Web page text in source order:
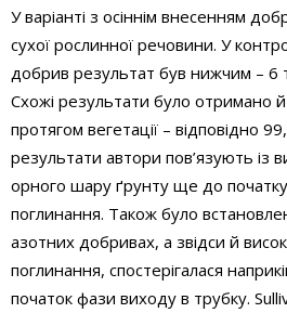
У варіанті з осіннім внесенням
сухої рослинної речовини. У
добрив результат був нижчим – 6
Схожі результати було отримано
протягом вегетації – відповідно
результати автори пов’язують із
орного шару ґрунту ще до
поглинання. Також було
азотних добривах, а звідси й
поглинання, спостерігалася
початок фази виходу в трубку.